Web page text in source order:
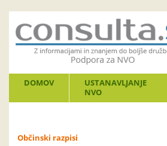
DOMOV
USTANAVLJANJE
NVO
Občinski razpisi